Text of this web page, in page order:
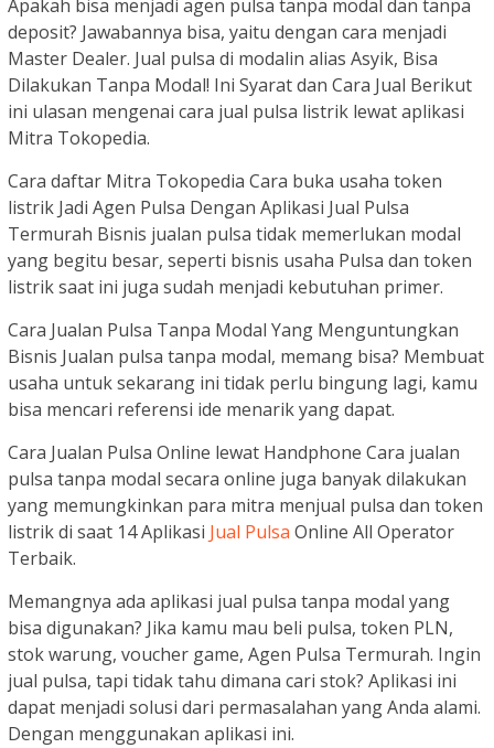
Apakah bisa menjadi agen pulsa tanpa modal dan tanpa
deposit? Jawabannya bisa, yaitu dengan cara menjadi
Master Dealer. Jual pulsa di modalin alias Asyik, Bisa
Dilakukan Tanpa Modal! Ini Syarat dan Cara Jual Berikut
ini ulasan mengenai cara jual pulsa listrik lewat aplikasi
Mitra Tokopedia.
Cara daftar Mitra Tokopedia Cara buka usaha token
listrik Jadi Agen Pulsa Dengan Aplikasi Jual Pulsa
Termurah Bisnis jualan pulsa tidak memerlukan modal
yang begitu besar, seperti bisnis usaha Pulsa dan token
listrik saat ini juga sudah menjadi kebutuhan primer.
Cara Jualan Pulsa Tanpa Modal Yang Menguntungkan
Bisnis Jualan pulsa tanpa modal, memang bisa? Membuat
usaha untuk sekarang ini tidak perlu bingung lagi, kamu
bisa mencari referensi ide menarik yang dapat.
Cara Jualan Pulsa Online lewat Handphone Cara jualan
pulsa tanpa modal secara online juga banyak dilakukan
yang memungkinkan para mitra menjual pulsa dan token
listrik di saat 14 Aplikasi Jual Pulsa Online All Operator
Terbaik.
Memangnya ada aplikasi jual pulsa tanpa modal yang
bisa digunakan? Jika kamu mau beli pulsa, token PLN,
stok warung, voucher game, Agen Pulsa Termurah. Ingin
jual pulsa, tapi tidak tahu dimana cari stok? Aplikasi ini
dapat menjadi solusi dari permasalahan yang Anda alami.
Dengan menggunakan aplikasi ini.